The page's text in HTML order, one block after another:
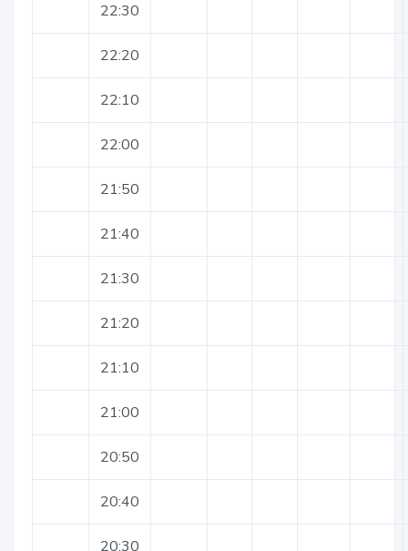
22:30
22:20
22:10
22:00
21:50
21:40
21:30
21:20
21:10
21:00
20:50
20:40
20:30